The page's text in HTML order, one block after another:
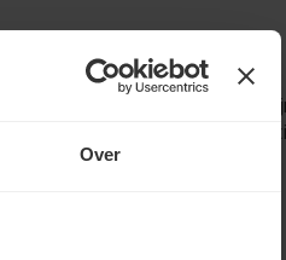
Over
en niet-poreuze tegels
ten minste twee lagen